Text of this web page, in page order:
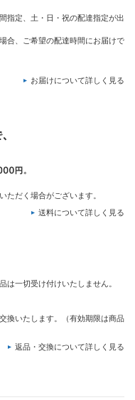
指定、土・日・祝の配達指定が出
合、ご希望の配達時間にお届けで
お届けについて詳しく見る
ただく場合がございます。
送料について詳しく見る
は一切受け付けいたしません。
換いたします。（有効期限は商品
返品・交換について詳しく見る